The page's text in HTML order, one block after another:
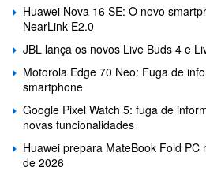
Huawei Nova 16 SE: O novo
NearLink E2.0
JBL lança os novos Live Buds 4 e
Motorola Edge 70 Neo: Fuga de
smartphone
Google Pixel Watch 5: fuga de
novas funcionalidades
Huawei prepara MateBook Fold
de 2026